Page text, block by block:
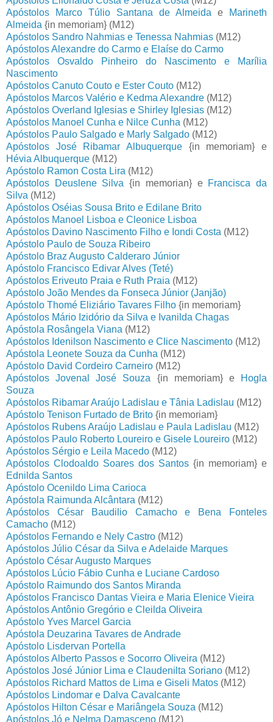
Apóstolos Marco Túlio Santana de Almeida e
Marineth
Almeida {in memoriam} (M12)
Apóstolos Sandro Nahmias e Tenessa Nahmias (M12)
Apóstolos Alexandre do Carmo e Elaíse do Carmo
Apóstolos Osvaldo Pinheiro do Nascimento e Marília
Nascimento
Apóstolos Canuto Couto e Ester Couto (M12)
Apóstolos Marcos Valério e Kedma Alexandre (M12)
Apóstolos Overland Iglesias e Shirley Iglesias (M12)
Apóstolos Manoel Cunha e Nilce Cunha (M12)
Apóstolos Paulo Salgado e Marly Salgado (M12)
Apóstolos José Ribamar Albuquerque {in memoriam} e
Hévia Albuquerque (M12)
Apóstolo Ramon Costa Lira (M12)
Apóstolos Deuslene Silva {in memorian} e Francisca da
Silva (M12)
Apóstolos Oséias Sousa Brito e Edilane Brito
Apóstolos Manoel Lisboa e Cleonice Lisboa
Apóstolos Davino Nascimento Filho e Iondi Costa (M12)
Apóstolo Paulo de Souza Ribeiro
Apóstolo Braz Augusto Calderaro Júnior
Apóstolo Francisco Edivar Alves (Teté)
Apóstolos Eriveuto Praia e Ruth Praia (M12)
Apóstolo João Mendes da Fonseca Júnior (Janjão)
Apóstolo Thomé Eliziário Tavares Filho {in memoriam}
Apóstolos Mário Izidório da Silva e Ivanilda Chagas
Apóstola Rosângela Viana (M12)
Apóstolos Idenilson Nascimento e Clice Nascimento (M12)
Apóstola Leonete Souza da Cunha (M12)
Apóstolo David Cordeiro Carneiro (M12)
Apóstolos Jovenal José Souza {in memoriam} e
Hogla
Souza
Apóstolos Ribamar Araújo Ladislau e Tânia Ladislau (M12)
Apóstolo Tenison Furtado de Brito {in memoriam}
Apóstolos Rubens Araújo Ladislau e Paula Ladislau (M12)
Apóstolos Paulo Roberto Loureiro e Gisele Loureiro (M12)
Apóstolos Sérgio e Leila Macedo (M12)
Apóstolos Clodoaldo Soares dos Santos {in memoriam} e
Ednilda Santos
Apóstolo Ocenildo Lima Carioca
Apóstola Raimunda Alcântara (M12)
Apóstolos César Baudilio Camacho e Bena Fonteles
Camacho (M12)
Apóstolos Fernando e Nely Castro (M12)
Apóstolos Júlio César da Silva e Adelaide Marques
Apóstolo César Augusto Marques
Apóstolos Lúcio Fábio Cunha e Luciane Cardoso
Apóstolo Raimundo dos Santos Miranda
Apóstolos Francisco Dantas Vieira e Maria Elenice Vieira
Apóstolos Antônio Gregório e Cleilda Oliveira
Apóstolo Yves Marcel Garcia
Apóstola Deuzarina Tavares de Andrade
Apóstolo Lisdervan Portella
Apóstolos Alberto Passos e Socorro Oliveira (M12)
Apóstolos José Júnior Lima e Claudenilta Soriano (M12)
Apóstolos Richard Mattos de Lima e Giseli Matos (M12)
Apóstolos Lindomar e Dalva Cavalcante
Apóstolos Hilton César e Mariângela Souza (M12)
Apóstolos Jó e Nelma Damasceno (M12)